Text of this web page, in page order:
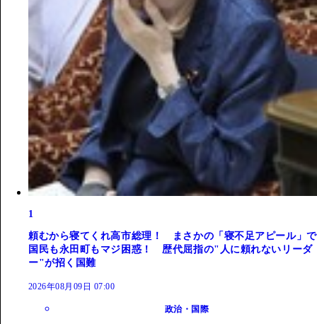
1
頼むから寝てくれ高市総理！ まさかの「寝不足アピール」で
国民も永田町もマジ困惑！ 歴代屈指の"人に頼れないリーダ
ー"が招く国難
2026年08月09日 07:00
政治・国際